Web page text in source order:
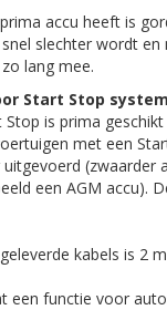
accu heeft is
slechter wordt
lang mee.
Start Stop
is prima
met een
een AGM accu).
kabels is 2
een functie voor